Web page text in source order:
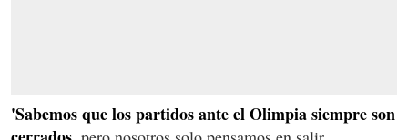
'Sabemos que los partidos ante el Olimpia siempre son